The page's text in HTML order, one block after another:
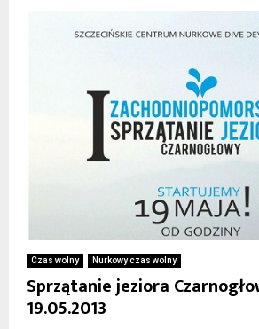
Czas wolny Nurkowy czas wolny
Sprzątanie jeziora
19.05.2013